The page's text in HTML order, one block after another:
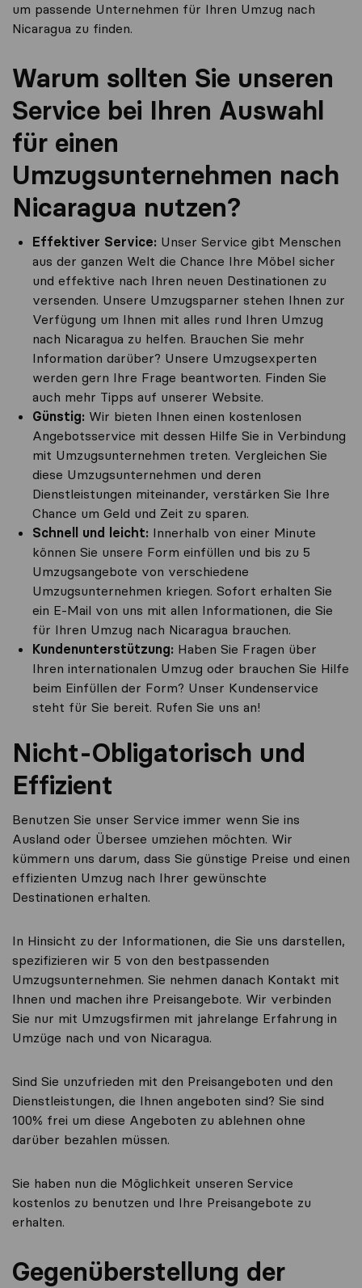
um passende Unternehmen für Ihren Umzug nach
Nicaragua zu finden.
Warum sollten Sie unseren
Service bei Ihren Auswahl
für einen
Umzugsunternehmen nach
Nicaragua nutzen?
Effektiver Service: Unser Service gibt Menschen
aus der ganzen Welt die Chance Ihre Möbel sicher
und effektive nach Ihren neuen Destinationen zu
versenden. Unsere Umzugsparner stehen Ihnen zur
Verfügung um Ihnen mit alles rund Ihren Umzug
nach Nicaragua zu helfen. Brauchen Sie mehr
Information darüber? Unsere Umzugsexperten
werden gern Ihre Frage beantworten. Finden Sie
auch mehr Tipps auf unserer Website.
Günstig: Wir bieten Ihnen einen kostenlosen
Angebotsservice mit dessen Hilfe Sie in Verbindung
mit Umzugsunternehmen treten. Vergleichen Sie
diese Umzugsunternehmen und deren
Dienstleistungen miteinander, verstärken Sie Ihre
Chance um Geld und Zeit zu sparen.
Schnell und leicht: Innerhalb von einer Minute
können Sie unsere Form einfüllen und bis zu 5
Umzugsangebote von verschiedene
Umzugsunternehmen kriegen. Sofort erhalten Sie
ein E-Mail von uns mit allen Informationen, die Sie
für Ihren Umzug nach Nicaragua brauchen.
Kundenunterstützung: Haben Sie Fragen über
Ihren internationalen Umzug oder brauchen Sie Hilfe
beim Einfüllen der Form? Unser Kundenservice
steht für Sie bereit. Rufen Sie uns an!
Nicht-Obligatorisch und
Effizient
Benutzen Sie unser Service immer wenn Sie ins
Ausland oder Übersee umziehen möchten. Wir
kümmern uns darum, dass Sie günstige Preise und einen
effizienten Umzug nach Ihrer gewünschte
Destinationen erhalten.
In Hinsicht zu der Informationen, die Sie uns darstellen,
spezifizieren wir 5 von den bestpassenden
Umzugsunternehmen. Sie nehmen danach Kontakt mit
Ihnen und machen ihre Preisangebote. Wir verbinden
Sie nur mit Umzugsfirmen mit jahrelange Erfahrung in
Umzüge nach und von Nicaragua.
Sind Sie unzufrieden mit den Preisangeboten und den
Dienstleistungen, die Ihnen angeboten sind? Sie sind
100% frei um diese Angeboten zu ablehnen ohne
darüber bezahlen müssen.
Sie haben nun die Möglichkeit unseren Service
kostenlos zu benutzen und Ihre Preisangebote zu
erhalten.
Gegenüberstellung der